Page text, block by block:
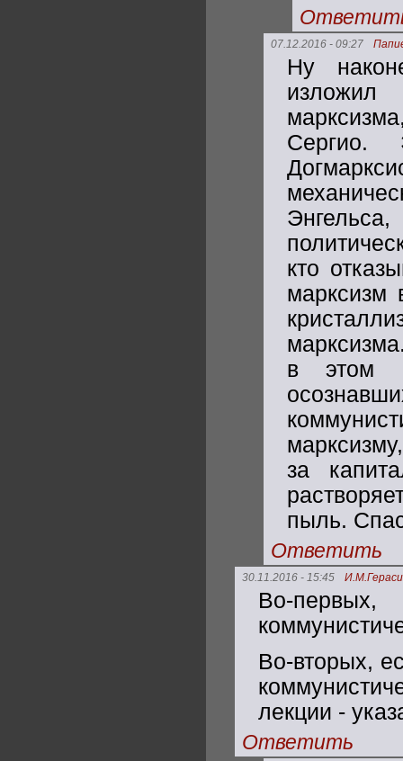
07.12.2016 - 09:27
Ну
изложил
Сергио.
кто
марксизм
в этом
за
пыль.
Ответить
30.11.2016 - 15:45
Во-
Во-вторых,
лекции -
Ответить